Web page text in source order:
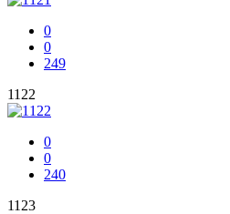
0
0
249
1122
0
0
240
1123